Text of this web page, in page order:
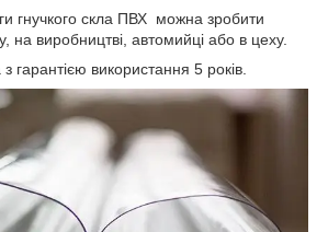
гнучкого скла ПВХ можна зробити
на виробництві, автомийці або в цеху.
гарантією використання 5 років.